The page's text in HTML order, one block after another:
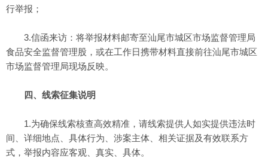
行举报；
3.信函来访：将举报材料邮寄至汕尾市城区市场监督管理局
食品安全监督管理股，或在工作日携带材料直接前往汕尾市城区
市场监督管理局现场反映。
四、线索征集说明
1.为确保线索核查高效精准，请线索提供人如实提供违法时
间、详细地点、具体行为、涉案主体、相关证据及有效联系方
式，举报内容应客观、真实、具体。